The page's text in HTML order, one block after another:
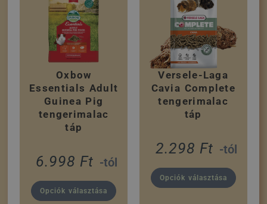
Oxbow
Essentials Adult
Guinea Pig
tengerimalac
táp
6.998 Ft -tól
Opciók választása
Versele-Laga
Cavia Complete
tengerimalac
táp
2.298 Ft -tól
Opciók választása